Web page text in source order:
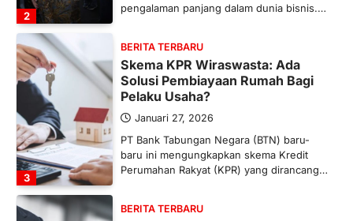
2
pengalaman panjang dalam dunia bisnis.…
3
BERITA TERBARU
Skema KPR Wiraswasta: Ada
Solusi Pembiayaan Rumah Bagi
Pelaku Usaha?
Januari 27, 2026
PT Bank Tabungan Negara (BTN) baru-
baru ini mengungkapkan skema Kredit
Perumahan Rakyat (KPR) yang dirancang…
BERITA TERBARU